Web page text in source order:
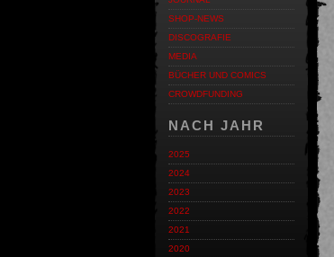
SHOP-NEWS
DISCOGRAFIE
MEDIA
BÜCHER UND COMICS
CROWDFUNDING
NACH JAHR
2025
2024
2023
2022
2021
2020